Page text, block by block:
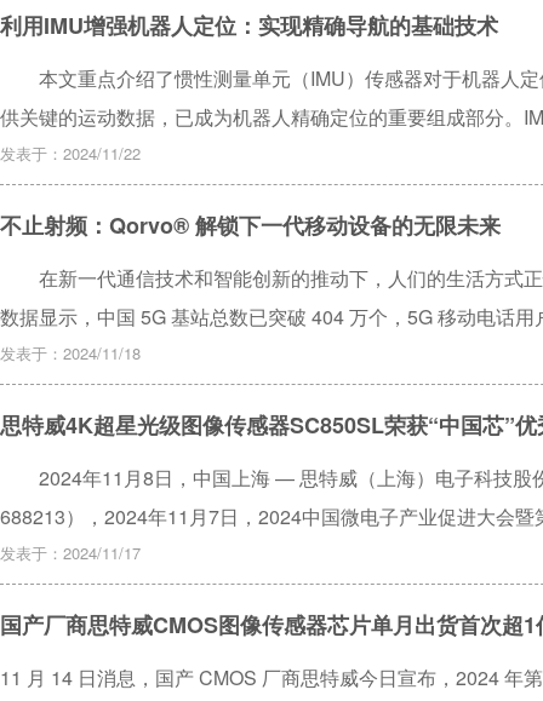
利用IMU增强机器人定位：实现精确导航的基础技术
本文重点介绍了惯性测量单元（IMU）传感器对于机器人定
供关键的运动数据，已成为机器人精确定位的重要组成部分。
供实时响应，使机器人能够准确地确定其方向、位置和运动，
感器融合技术将IMU数据与其他传感器（例如摄像头或LIDAR
度。IMU广泛应用于移动机器人、人形机器人、无人机（UAV
发挥了重要作用，使机器人能够自主执行复杂任务并与周围
运行环境中，IMU具有哪些应用案例，以及IMU在实现精确定
发表于：2024/11/22
不止射频：Qorvo® 解锁下一代移动设备的无限未来
在新一代通信技术和智能创新的推动下，人们的生活方式
数据显示，中国 5G 基站总数已突破 404 万个，5G 移动电话
早已在性能上实现了飞跃式提升，它不仅能够提供前所未有的
可能，我们每个人都将见证这个充满惊喜的新时代的开启。
发表于：2024/11/18
思特威4K超星光级图像传感器SC850SL荣获“中国芯”
2024年11月8日，中国上海 — 思特威（上海）电子科技股
688213），2024年11月7日，2024中国微电子产业促进大会暨
在珠海横琴粤澳深度合作区凯悦酒店隆重举行。在“中国芯”优
CMOS图像传感器SC850SL荣获“优秀市场表现产品”奖。
发表于：2024/11/17
国产厂商思特威CMOS图像传感器芯片单月出货首次超1
11 月 14 日消息，国产 CMOS 厂商思特威今日宣布，2024 年